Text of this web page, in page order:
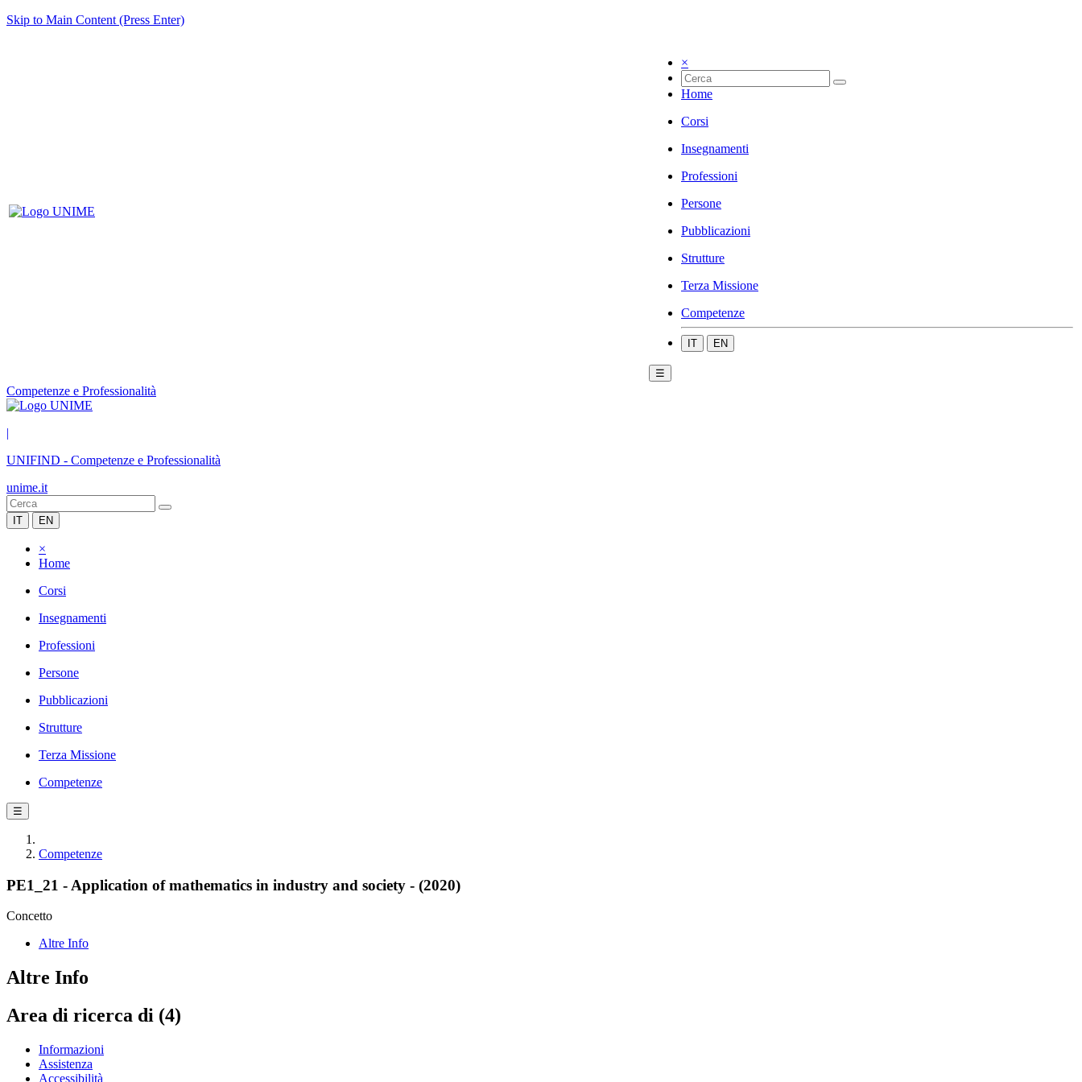
Skip to Main Content (Press Enter)
×
Home
Corsi
Insegnamenti
Professioni
Persone
Pubblicazioni
Strutture
Terza Missione
Competenze
IT EN
☰
Competenze e Professionalità
|
UNIFIND - Competenze e Professionalità
unime.it
IT EN
×
Home
Corsi
Insegnamenti
Professioni
Persone
Pubblicazioni
Strutture
Terza Missione
Competenze
☰
Competenze
PE1_21 - Application of mathematics in industry and society - (2020)
Concetto
Altre Info
Altre Info
Area di ricerca di (4)
Informazioni
Assistenza
Accessibilità